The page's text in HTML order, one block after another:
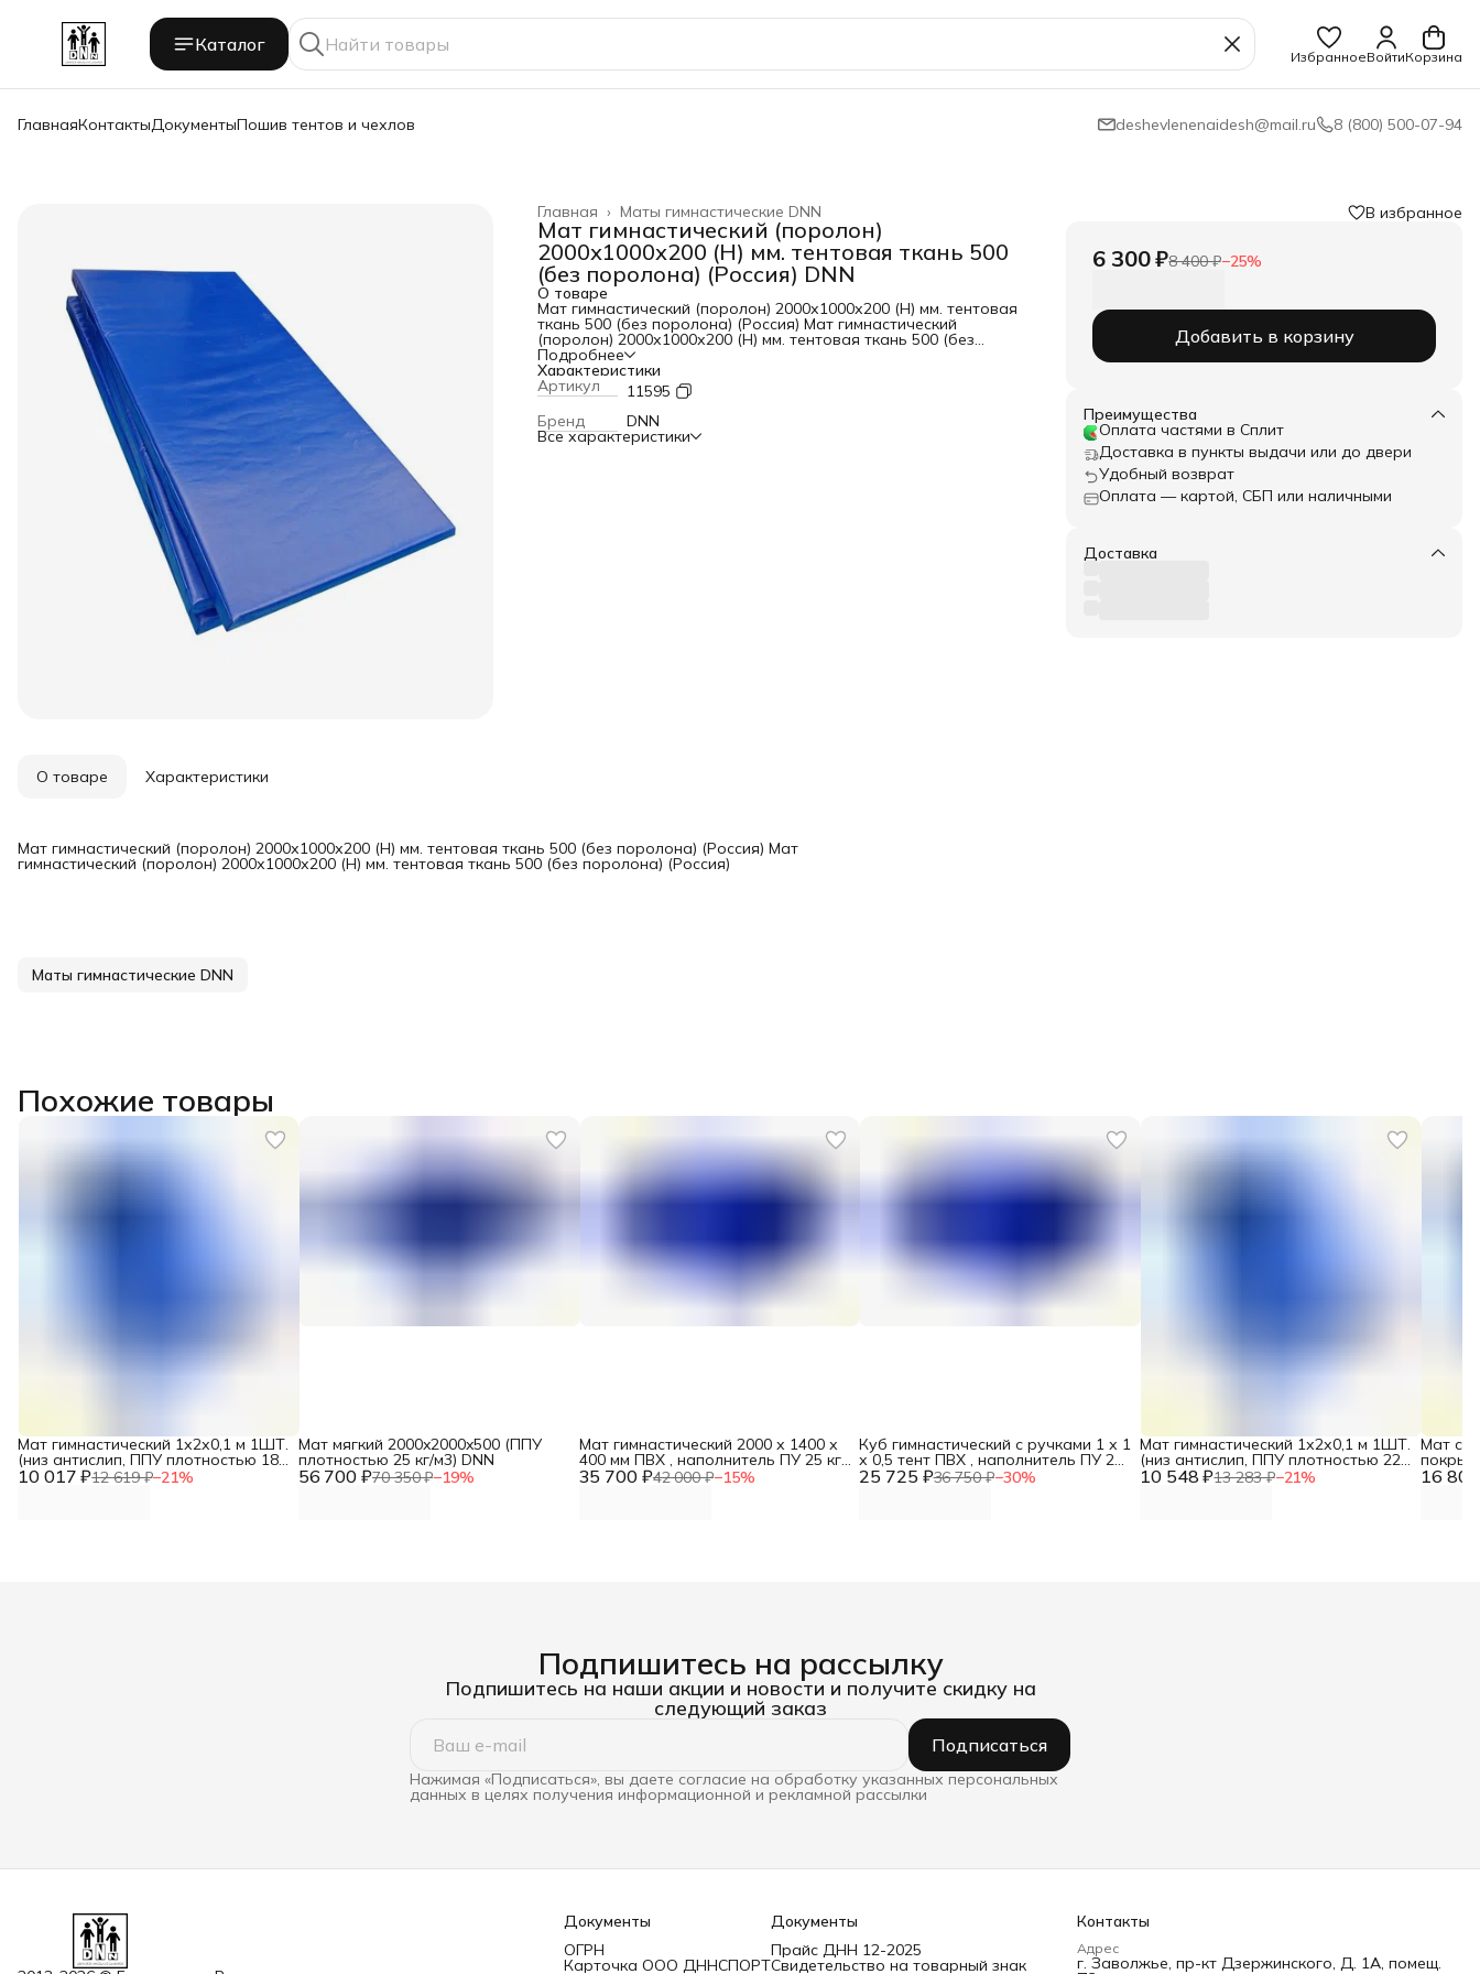
Каталог
ИзбранноеВойтиКорзина
ГлавнаяКонтактыДокументыПошив тентов и чехлов deshevlenenaidesh@mail.ru 8 (800) 500-07-94
Маты гимнастические DNN
Главная ›
Мат гимнастический (поролон)
2000х1000х200 (Н) мм. тентовая ткань 500
(без поролона) (Россия) DNN
О товаре
Мат гимнастический (поролон) 2000х1000х200 (Н) мм. тентовая
ткань 500 (без поролона) (Россия) Мат гимнастический
(поролон) 2000х1000х200 (Н) мм. тентовая ткань 500 (без
поролона) (Россия)
Подробнее
Характеристики
Артикул
11595
Бренд
DNN
Все характеристики
В избранное
6 300 ₽8 400 ₽−25%
Добавить в корзину
Преимущества
Оплата частями в Сплит
Доставка в пункты выдачи или до двери
Удобный возврат
Оплата — картой, СБП или наличными
Доставка
О товаре Характеристики
Мат гимнастический (поролон) 2000х1000х200 (Н) мм. тентовая ткань 500 (без поролона) (Россия) Мат
гимнастический (поролон) 2000х1000х200 (Н) мм. тентовая ткань 500 (без поролона) (Россия)
Маты гимнастические DNN
Похожие товары
10 017 ₽12 619 ₽−21%
Мат гимнастический 1х2х0,1 м 1ШТ.
(низ антислип, ППУ плотностью 18
кг/м3) DNN 56 700 ₽70 350 ₽−19%
Мат мягкий 2000x2000x500 (ППУ
плотностью 25 кг/м3) DNN
35 700 ₽42 000 ₽−15%
Мат гимнастический 2000 х 1400 х
400 мм ПВХ , наполнитель ПУ 25 кг/
м3 DNN 25 725 ₽36 750 ₽−30%
Куб гимнастический с ручками 1 х 1
х 0,5 тент ПВХ , наполнитель ПУ 25
кг/м3 DNN 10 548 ₽13 283 ₽−21%
Мат гимнастический 1х2х0,1 м 1ШТ.
(низ антислип, ППУ плотностью 22
кг/м3) DNN 16
Мат
Подпишитесь на рассылку
Подпишитесь на наши акции и новости и получите скидку на
следующий заказ
Подписаться
Нажимая «Подписаться», вы даете согласие на обработку указанных персональных
данных в целях получения информационной и рекламной рассылки
Документы
ОГРН
Карточка ООО ДННСПОРТ
Документы
Прайс ДНН 12-2025
Свидетельство на товарный знак
Контакты
Адрес
г. Заволжье, пр-кт Дзержинского, Д. 1А, помещ.